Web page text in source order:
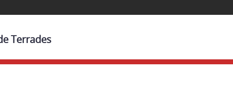
Terrades